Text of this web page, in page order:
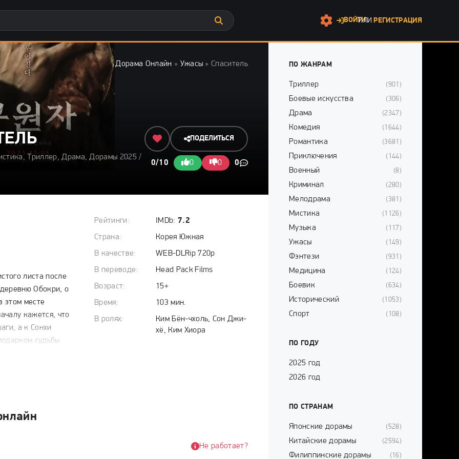
ВОЙТИ
ИЛИ РЕГИСТРАЦИЯ
Дорама Онлайн » Ужасы » Спаситель
ПОДЕЛИТЬСЯ
Триллер, Драма, Дорамы 2025 /
0/10 0 0 0
листа после
Обокри, о
этом месте
кажется, что
а к Сонхи
судьбы
жительница
Миндже
соседей
вера
Рейтинги: IMDb: 7.2
Страна:
Корея Южная
В качестве:
WEB-DLRip 720p
В переводе:
Head Pack Films
Возраст:
15+
Время:
103 мин.
В ролях:
Ким Бён-чхоль, Сон Джи-
хё, Ким Хиора
Не работает?
ПО ЖАНРАМ
Триллер (901)
Боевые искусства (306)
Драма (2347)
Комедия (1644)
Романтика (3681)
Приключения (144)
Военный (8)
Криминал (280)
Мелодрама (381)
Мистика (1126)
Музыка (117)
Ужасы (149)
Фэнтези (931)
Медицина (124)
Боевик (634)
Исторический (1053)
Спорт (108)
ПО ГОДУ
2025 год
2026 год
ПО СТРАНАМ
Японские дорамы (528)
Китайские дорамы (2594)
Филиппинские дорамы (16)